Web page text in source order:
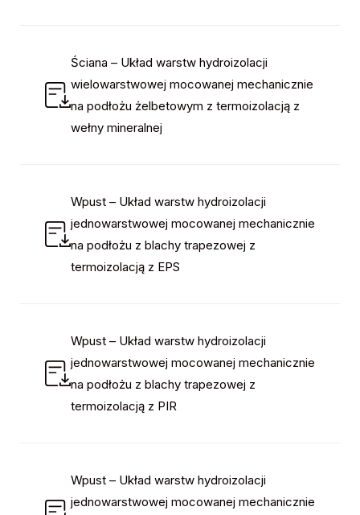
Ściana – Układ warstw hydroizolacji
wielowarstwowej mocowanej mechanicznie
na podłożu żelbetowym z termoizolacją z
wełny mineralnej
Wpust – Układ warstw hydroizolacji
jednowarstwowej mocowanej mechanicznie
na podłożu z blachy trapezowej z
termoizolacją z EPS
Wpust – Układ warstw hydroizolacji
jednowarstwowej mocowanej mechanicznie
na podłożu z blachy trapezowej z
termoizolacją z PIR
Wpust – Układ warstw hydroizolacji
jednowarstwowej mocowanej mechanicznie